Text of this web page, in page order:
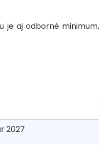
je aj odborné minimum,
2027